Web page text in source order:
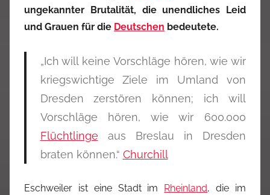
ungekannter Brutalität, die unendliches Leid
und Grauen für die Deutschen bedeutete.
„Ich will keine Vorschläge hören, wie wir
kriegswichtige Ziele im Umland von
Dresden zerstören können; ich will
Vorschläge hören, wie wir 600.000
Flüchtlinge aus Breslau in Dresden
braten können.“ Churchill
Eschweiler ist eine Stadt im Rheinland, die im